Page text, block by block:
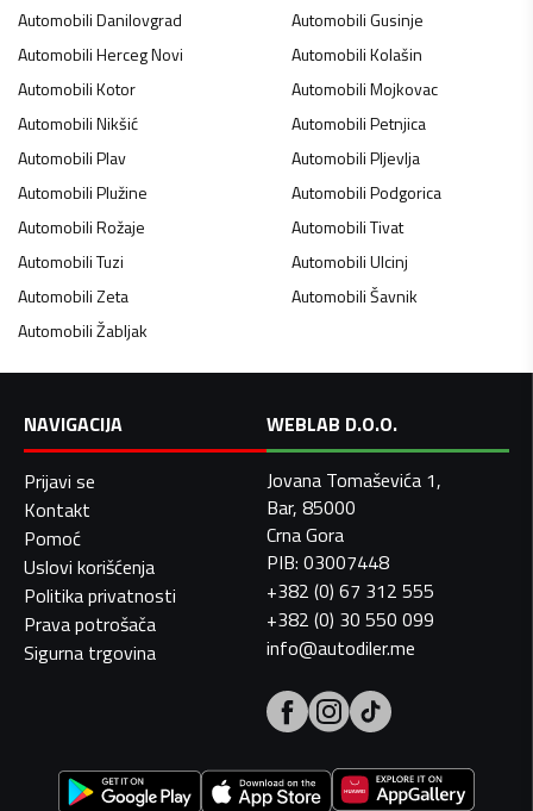
AutomobiliDanilovgrad AutomobiliGusinje
AutomobiliHerceg Novi AutomobiliKolašin
AutomobiliKotor AutomobiliMojkovac
AutomobiliNikšić AutomobiliPetnjica
AutomobiliPlav AutomobiliPljevlja
AutomobiliPlužine AutomobiliPodgorica
AutomobiliRožaje AutomobiliTivat
AutomobiliTuzi AutomobiliUlcinj
AutomobiliZeta AutomobiliŠavnik
AutomobiliŽabljak
NAVIGACIJA
Prijavi se
Kontakt
Pomoć
Uslovi korišćenja
Politika privatnosti
Prava potrošača
Sigurna trgovina
WEBLAB D.O.O.
Jovana Tomaševića 1,
Bar, 85000
Crna Gora
PIB: 03007448
+382 (0) 67 312 555
+382 (0) 30 550 099
info@autodiler.me